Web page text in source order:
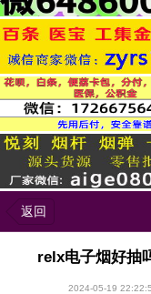
返回
relx电子烟好抽
2024-05-19